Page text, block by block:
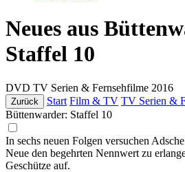
Neues aus
Staffel 10
DVD TV Serien & Fernsehfilme 2016
Zurück Start Film & TV TV Serien &
Büttenwarder: Staffel 10
In sechs neuen Folgen versuchen
Neue den begehrten Nennwert zu
Geschütze auf.